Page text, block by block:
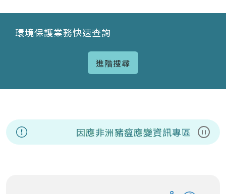
環境保護業務快速查詢
進階搜尋
暫停
因應非洲豬瘟應變資訊專區 8/7(五)